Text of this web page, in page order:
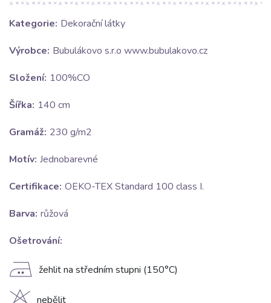
Kategorie: Dekorační látky
Výrobce: Bubulákovo s.r.o www.bubulakovo.cz
Složení: 100%CO
Šířka: 140 cm
Gramáž: 230 g/m2
Motív: Jednobarevné
Certifikace: OEKO-TEX Standard 100 class I.
Barva: růžová
Ošetrování:
E žehlit na středním stupni (150°C)
nebělit